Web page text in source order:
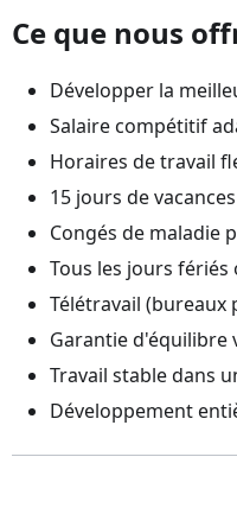
Ce que nous
Développer la
Salaire compétitif
Horaires de travail
15 jours de
Congés de maladie
Tous les jours fériés
Télétravail (bureaux
Garantie d'équilibre
Travail stable dans
Développement